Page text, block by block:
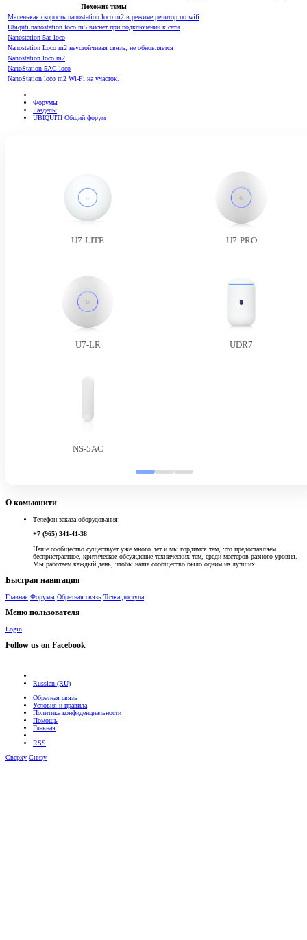
Похожие темы
Маленькая скорость nanostation loco m2 в режиме репитор по wifi
Ubiquti nanostation loco m5 виснет при подключении к сети
Nanostation 5ac loco
Nanostation Loco m2 неустойчивая связь, не обновляется
Nanostation loco m2
NanoStation 5AC loco
NanoStation loco m2 Wi-Fi на участок.
Форумы
Разделы
UBIQUITI Общий форум
U7-LITE U7-PRO
U7-LR UDR7
NS-5AC
О комьюнити
Телефон заказа оборудования:
+7 (965) 341-41-38
Наше сообщество существует уже много лет и мы гордимся тем, что предоставляем
беспристрастное, критическое обсуждение технических тем, среди мастеров разного уровня.
Мы работаем каждый день, чтобы наше сообщество было одним из лучших.
Быстрая навигация
Главная Форумы Обратная связь Точка доступа
Меню пользователя
Login
Follow us on Facebook
Russian (RU)
Обратная связь
Условия и правила
Политика конфиденциальности
Помощь
Главная
RSS
Сверху Снизу